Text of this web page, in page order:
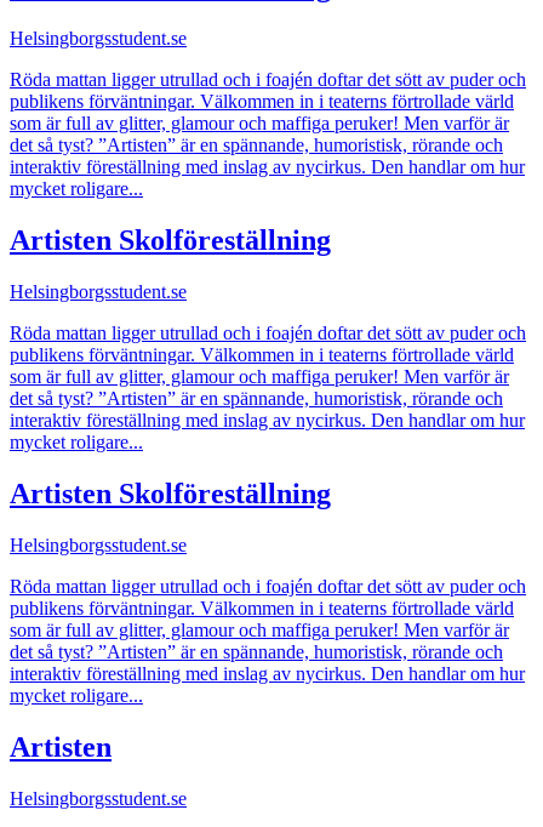
Helsingborgsstudent.se
Röda mattan ligger utrullad och i foajén doftar det sött av puder och
publikens förväntningar. Välkommen in i teaterns förtrollade värld
som är full av glitter, glamour och maffiga peruker! Men varför är
det så tyst? ”Artisten” är en spännande, humoristisk, rörande och
interaktiv föreställning med inslag av nycirkus. Den handlar om hur
mycket roligare...
Artisten Skolföreställning
Helsingborgsstudent.se
Röda mattan ligger utrullad och i foajén doftar det sött av puder och
publikens förväntningar. Välkommen in i teaterns förtrollade värld
som är full av glitter, glamour och maffiga peruker! Men varför är
det så tyst? ”Artisten” är en spännande, humoristisk, rörande och
interaktiv föreställning med inslag av nycirkus. Den handlar om hur
mycket roligare...
Artisten Skolföreställning
Helsingborgsstudent.se
Röda mattan ligger utrullad och i foajén doftar det sött av puder och
publikens förväntningar. Välkommen in i teaterns förtrollade värld
som är full av glitter, glamour och maffiga peruker! Men varför är
det så tyst? ”Artisten” är en spännande, humoristisk, rörande och
interaktiv föreställning med inslag av nycirkus. Den handlar om hur
mycket roligare...
Artisten
Helsingborgsstudent.se